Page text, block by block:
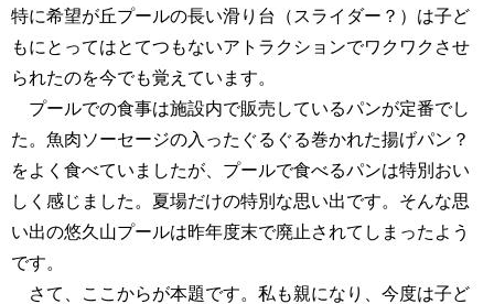
特に希望が丘プールの長い滑り台（スライダー？）は子ど
もにとってはとてつもないアトラクションでワクワクさせ
られたのを今でも覚えています。
プールでの食事は施設内で販売しているパンが定番でし
た。魚肉ソーセージの入ったぐるぐる巻かれた揚げパン？
をよく食べていましたが、プールで食べるパンは特別おい
しく感じました。夏場だけの特別な思い出です。そんな思
い出の悠久山プールは昨年度末で廃止されてしまったよう
です。
さて、ここからが本題です。私も親になり、今度は子ど